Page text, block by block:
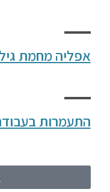
אפליה מחמת גיל
התעמרות